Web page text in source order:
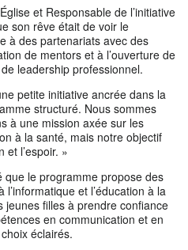
et Responsable de l’initiative
son rêve était de voir le
à des partenariats avec des
de mentors et à l’ouverture de
leadership professionnel.
petite initiative ancrée dans la
structuré. Nous sommes
à une mission axée sur les
à la santé, mais notre objectif
et l’espoir. »
que le programme propose des
et l’éducation à la
filles à prendre confiance
en communication et en
éclairés.